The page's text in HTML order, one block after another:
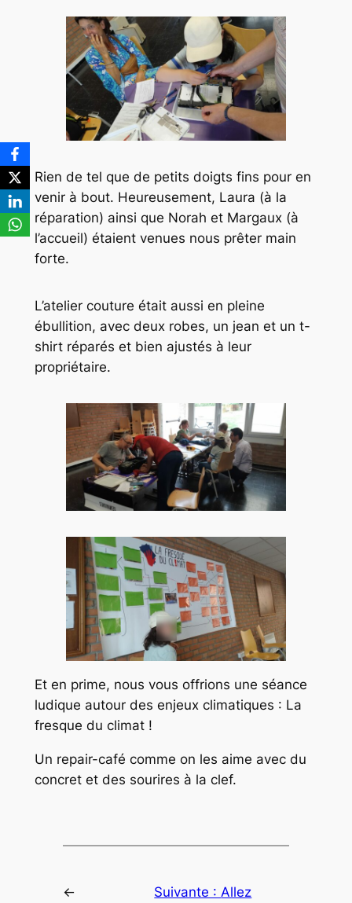
Rien de tel que de petits doigts fins pour en
venir à bout. Heureusement, Laura (à la
réparation) ainsi que Norah et Margaux (à
l’accueil) étaient venues nous prêter main
forte.
L’atelier couture était aussi en pleine
ébullition, avec deux robes, un jean et un t-
shirt réparés et bien ajustés à leur
propriétaire.
Et en prime, nous vous offrions une séance
ludique autour des enjeux climatiques : La
fresque du climat !
Un repair-café comme on les aime avec du
concret et des sourires à la clef.
←
Suivante : Allez